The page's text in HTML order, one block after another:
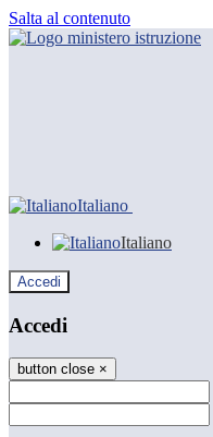
Salta al contenuto
Italiano
Italiano
Accedi
Accedi
button close ×